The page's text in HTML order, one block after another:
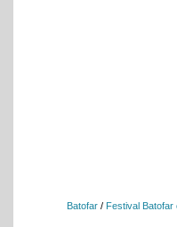
Batofar / Festival Batofar